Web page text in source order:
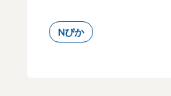
Nぴか